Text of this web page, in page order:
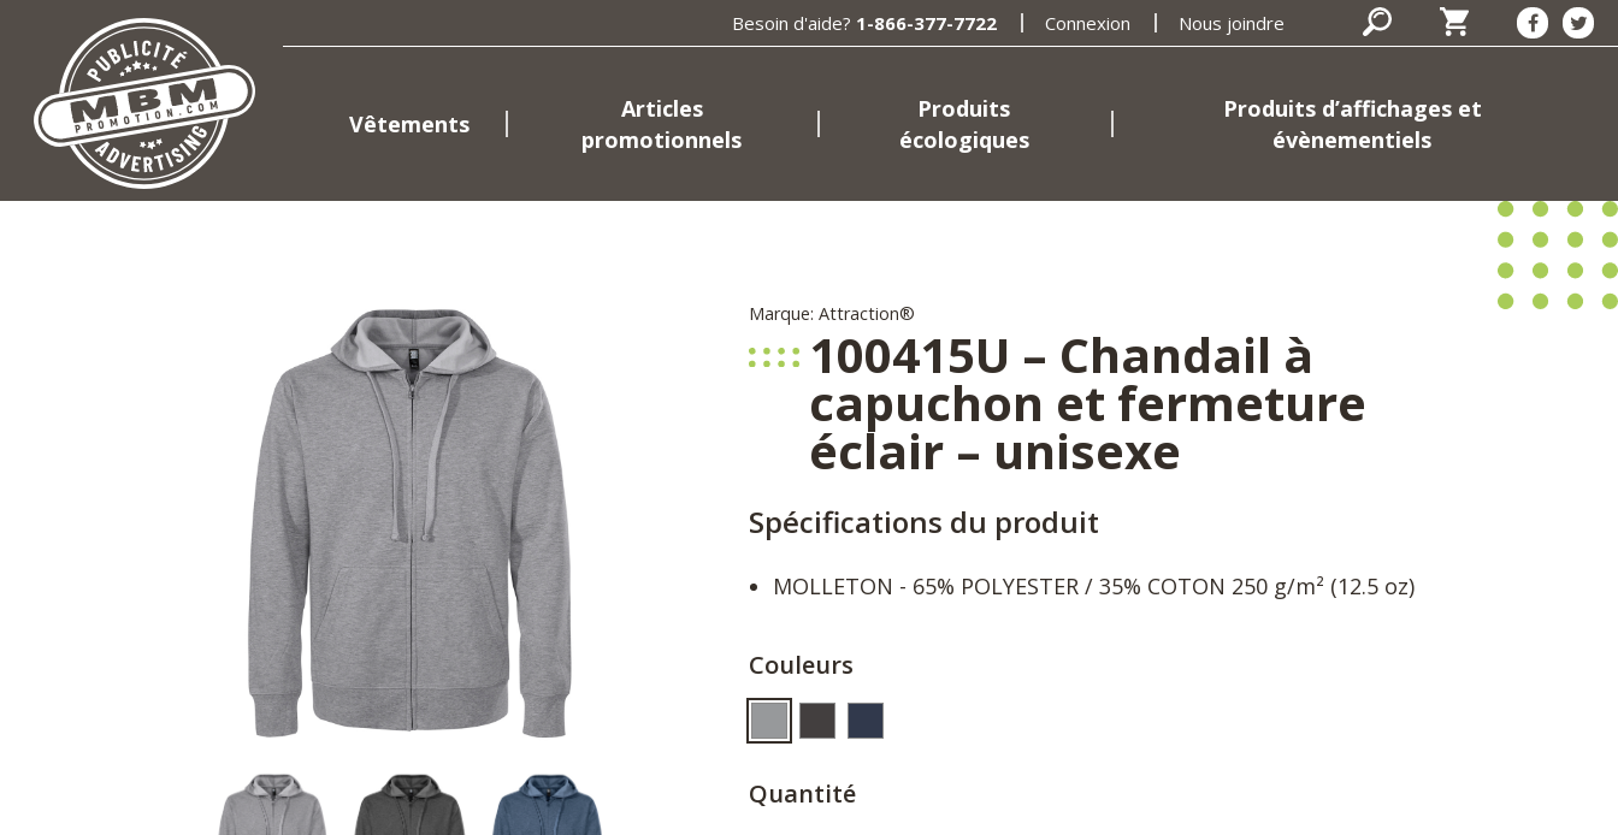
Besoin d'aide? 1-866-377-7722 Connexion Nous joindre
Vêtements
Articles
promotionnels
Produits
écologiques
Produits d’affichages et
évènementiels
Marque: Attraction®
100415U – Chandail à
capuchon et fermeture
éclair – unisexe
Spécifications du produit
MOLLETON - 65% POLYESTER / 35% COTON 250 g/m² (12.5 oz)
Couleurs
Quantité